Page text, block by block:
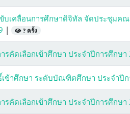
เคลื่อนการศึกษาดิจิทัล จัดประชุมค
| ? ครั้ง
รคัดเลือกเข้าศึกษา ประจำปีการศึกษ
ข้าศึกษา ระดับบัณฑิตศึกษา ประจำปี
รคัดเลือกเข้าศึกษา ประจำปีการศึกษ